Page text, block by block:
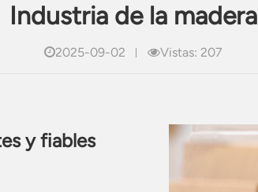
Industria de la madera
2025-09-02 Vistas: 207
y fiables